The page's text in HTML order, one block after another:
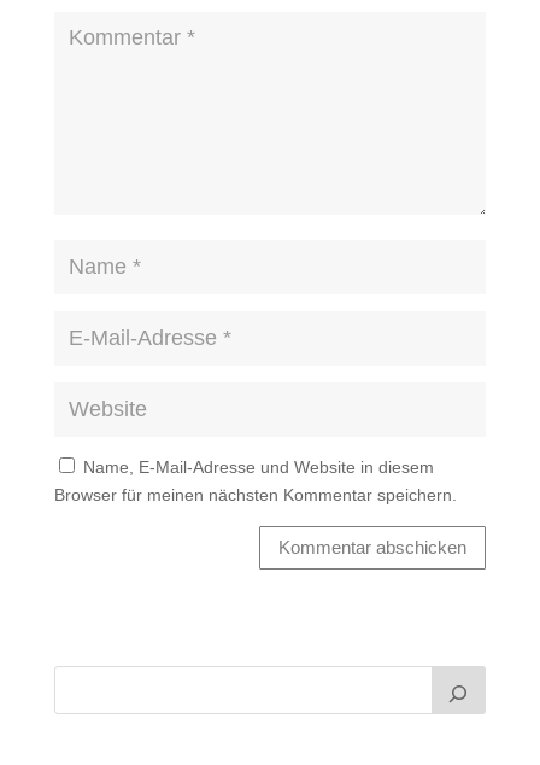
Name, E-Mail-Adresse und Website in diesem
Browser für meinen nächsten Kommentar speichern.
Kommentar abschicken